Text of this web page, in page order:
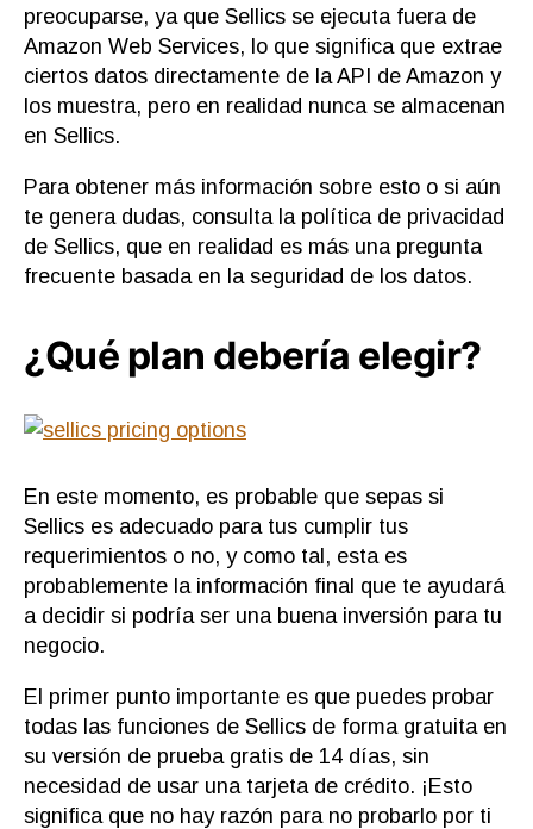
preocuparse, ya que Sellics se ejecuta fuera de
Amazon Web Services, lo que significa que extrae
ciertos datos directamente de la API de Amazon y
los muestra, pero en realidad nunca se almacenan
en Sellics.
Para obtener más información sobre esto o si aún
te genera dudas, consulta la política de privacidad
de Sellics, que en realidad es más una pregunta
frecuente basada en la seguridad de los datos.
¿Qué plan debería elegir?
En este momento, es probable que sepas si
Sellics es adecuado para tus cumplir tus
requerimientos o no, y como tal, esta es
probablemente la información final que te ayudará
a decidir si podría ser una buena inversión para tu
negocio.
El primer punto importante es que puedes probar
todas las funciones de Sellics de forma gratuita en
su versión de prueba gratis de 14 días, sin
necesidad de usar una tarjeta de crédito. ¡Esto
significa que no hay razón para no probarlo por ti